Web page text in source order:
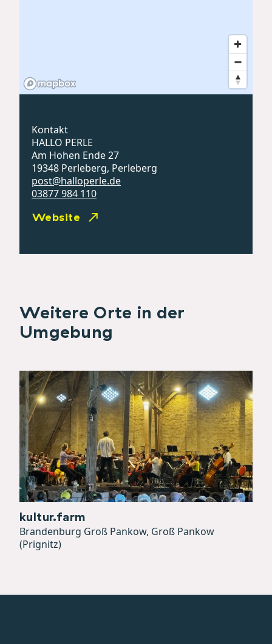
Kontakt
HALLO PERLE
Am Hohen Ende 27
19348 Perleberg, Perleberg
post@halloperle.de
03877 984 110
Website
Weitere Orte in der
Umgebung
kultur.farm
Brandenburg Groß Pankow, Groß Pankow
(Prignitz)